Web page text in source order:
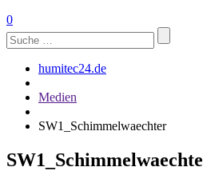
0
Suchen
nach:
humitec24.de
Medien
SW1_Schimmelwaechter